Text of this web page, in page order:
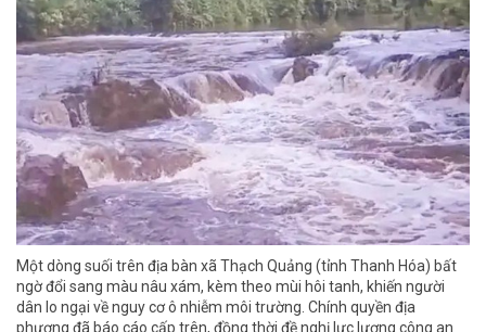
Một dòng suối trên địa bàn xã Thạch Quảng (tỉnh Thanh Hóa) bất
ngờ đổi sang màu nâu xám, kèm theo mùi hôi tanh, khiến người
dân lo ngại về nguy cơ ô nhiễm môi trường. Chính quyền địa
phương đã báo cáo cấp trên, đồng thời đề nghị lực lượng công an